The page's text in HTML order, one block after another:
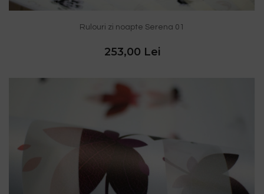
Rulouri zi noapte Serena 01
253,00 Lei